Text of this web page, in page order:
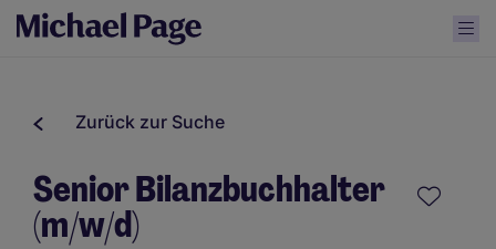
Zurück zur Suche
Senior Bilanzbuchhalter
(m/w/d)